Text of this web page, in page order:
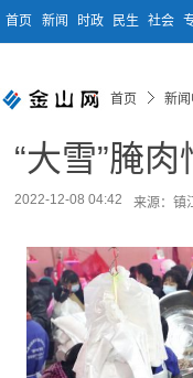
首页 新闻 时政 民生 社会
首页 新
“大雪”腌肉
2022-12-08 04:42 来源：镇